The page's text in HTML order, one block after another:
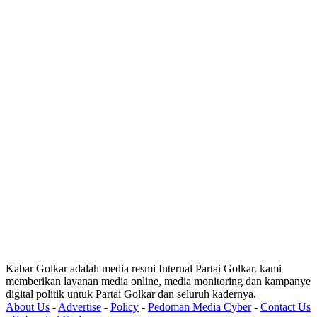
Kabar Golkar adalah media resmi Internal Partai Golkar. kami
memberikan layanan media online, media monitoring dan kampanye
digital politik untuk Partai Golkar dan seluruh kadernya.
About Us - Advertise - Policy - Pedoman Media Cyber- Contact Us